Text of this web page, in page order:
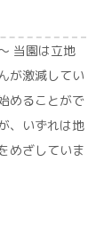
当園は立地
が激減してい
めることがで
、いずれは地
めざしていま